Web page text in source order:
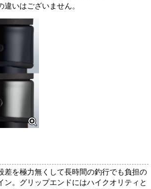
違いはございません。
差を極力無くして長時間の釣行でも負担の
ン。グリップエンドにはハイクオリティと